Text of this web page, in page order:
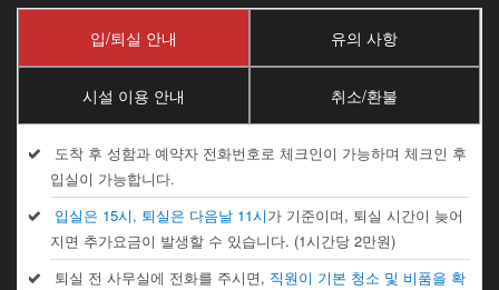
입/퇴실 안내 유의 사항
시설 이용 안내 취소/환불
도착 후 성함과 예약자 전화번호로 체크인이 가능하며 체크인 후
입실이 가능합니다.
입실은 15시, 퇴실은 다음날 11시가 기준이며, 퇴실 시간이 늦어
지면 추가요금이 발생할 수 있습니다. (1시간당 2만원)
퇴실 전 사무실에 전화를 주시면, 직원이 기본 청소 및 비품을 확